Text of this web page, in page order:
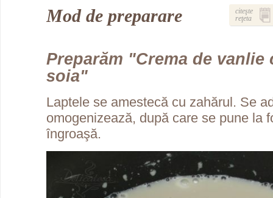
Mod de preparare
citeşte
reţeta
Preparăm "Crema de vanlie
soia"
Laptele se amestecă cu zahărul. Se
omogenizează, după care se pune la
îngroaşă.